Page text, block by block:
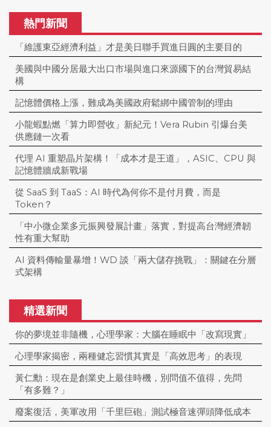
熱門新聞
「維護東亞經濟利益」才是美日聯手買進日圓的主要目的
美國與中國分居最大出口市場與進口來源國下的台灣貿易結
構
記憶體價格上漲，難成為美國政府鬆綁中國管制的理由
小龍蝦點燃「算力即營收」新紀元！Vera Rubin 引爆台美
供應鏈一次看
代理 AI 重塑晶片架構！「成本才是王道」，ASIC、CPU 與
記憶體牆成新戰場
從 SaaS 到 TaaS：AI 時代為何你不是付月費，而是
Token？
「中小微企業多元振興發展計畫」落實，對提高台灣經濟韌
性有重大幫助
AI 資料傳輸量暴增！WD 談「兩大儲存挑戰」：關鍵在分層
式架構
精選新聞
你的夢境並非隨機，心理學家：大腦在睡眠中「改寫現實」
心理學家揭密，兩種健忘習慣其實是「高效思考」的表現
黃仁勳：現在是創業史上最佳時機，別問值不值得，先問
「有多難？」
廢案復活，美軍改用「千里巨砲」測試極音速彈頭降低成本